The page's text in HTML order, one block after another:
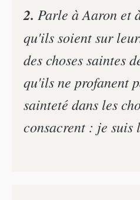
2. Parle à Aaron et
qu'ils soient sur
des choses saintes
qu'ils ne profanent
sainteté dans les
consacrent : je suis